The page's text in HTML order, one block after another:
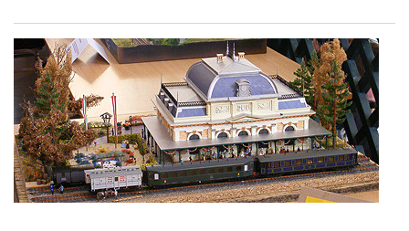
KÖZLEKEDÉSFEJLESZTÉS
ELLÁTÁSI LÁNC
ZÖLDÚT
HAJÓZÁS